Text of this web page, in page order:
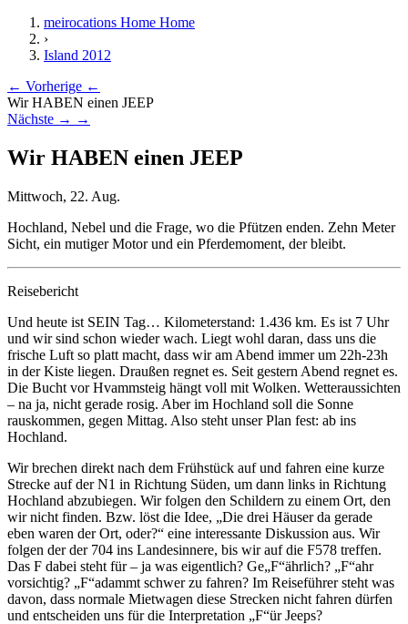
meirocations Home Home
›
Island 2012
← Vorherige ←
Wir HABEN einen JEEP
Nächste → →
Wir HABEN einen JEEP
Mittwoch, 22. Aug.
Hochland, Nebel und die Frage, wo die Pfützen enden. Zehn Meter
Sicht, ein mutiger Motor und ein Pferdemoment, der bleibt.
Reisebericht
Und heute ist SEIN Tag… Kilometerstand: 1.436 km. Es ist 7 Uhr
und wir sind schon wieder wach. Liegt wohl daran, dass uns die
frische Luft so platt macht, dass wir am Abend immer um 22h-23h
in der Kiste liegen. Draußen regnet es. Seit gestern Abend regnet es.
Die Bucht vor Hvammsteig hängt voll mit Wolken. Wetteraussichten
– na ja, nicht gerade rosig. Aber im Hochland soll die Sonne
rauskommen, gegen Mittag. Also steht unser Plan fest: ab ins
Hochland.
Wir brechen direkt nach dem Frühstück auf und fahren eine kurze
Strecke auf der N1 in Richtung Süden, um dann links in Richtung
Hochland abzubiegen. Wir folgen den Schildern zu einem Ort, den
wir nicht finden. Bzw. löst die Idee, „Die drei Häuser da gerade
eben waren der Ort, oder?“ eine interessante Diskussion aus. Wir
folgen der der 704 ins Landesinnere, bis wir auf die F578 treffen.
Das F dabei steht für – ja was eigentlich? Ge„F“ährlich? „F“ahr
vorsichtig? „F“adammt schwer zu fahren? Im Reiseführer steht was
davon, dass normale Mietwagen diese Strecken nicht fahren dürfen
und entscheiden uns für die Interpretation „F“ür Jeeps?